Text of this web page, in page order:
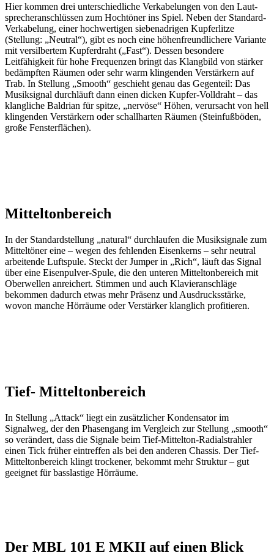
Hier kommen drei unterschiedliche Verkabelungen von den Laut­
sprecher­anschlüssen zum Hochtöner ins Spiel. Neben der Standard-
Verkabelung, einer hochwertigen siebenadrigen Kupferlitze
(Stellung: „Neutral“), gibt es noch eine höhen­freundlichere Variante
mit versilbertem Kupferdraht („Fast“). Dessen besondere
Leitfähigkeit für hohe Frequenzen bringt das Klangbild von stärker
bedämpften Räumen oder sehr warm klingenden Verstärkern auf
Trab. In Stellung „Smooth“ geschieht genau das Gegenteil: Das
Musiksignal durchläuft dann einen dicken Kupfer-Volldraht – das
klangliche Baldrian für spitze, „nervöse“ Höhen, verursacht von hell
klingenden Verstärkern oder schallharten Räumen (Steinfußböden,
große Fensterflächen).
Mitteltonbereich
In der Standardstellung „natural“ durchlaufen die Musiksignale zum
Mitteltöner eine – wegen des fehlenden Eisenkerns – sehr neutral
arbeitende Luftspule. Steckt der Jumper in „Rich“, läuft das Signal
über eine Eisenpulver-Spule, die den unteren Mitteltonbereich mit
Oberwellen anreichert. Stimmen und auch Klavieranschläge
bekommen dadurch etwas mehr Präsenz und Ausdrucksstärke,
wovon manche Hörräume oder Verstärker klanglich profitieren.
Tief- Mitteltonbereich
In Stellung „Attack“ liegt ein zusätzlicher Kondensator im
Signalweg, der den Phasengang im Vergleich zur Stellung „smooth“
so verändert, dass die Signale beim Tief-Mittelton-Radialstrahler
einen Tick früher eintreffen als bei den anderen Chassis. Der Tief-
Mitteltonbereich klingt trockener, bekommt mehr Struktur – gut
geeignet für basslastige Hörräume.
Der MBL 101 E MKII auf einen Blick